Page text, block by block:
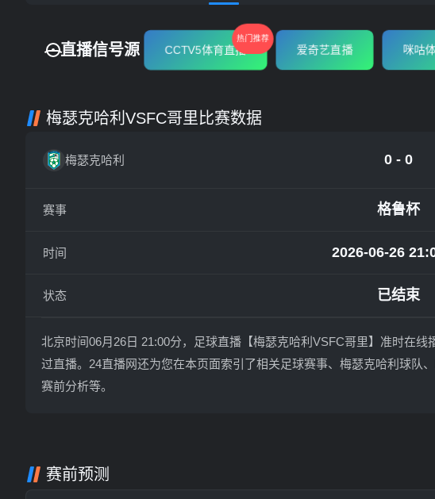
直播信号源 CCTV5体育直播
热门推荐
爱奇艺直播 咪咕
梅瑟克哈利VSFC哥里比赛数据
梅瑟克哈利 0 - 0
赛事 格鲁杯
时间 2026-06-26
状态 已结束
北京时间06月26日 21:00分，足球直播【梅瑟克哈利VSFC哥里】准时在
过直播。24直播网还为您在本页面索引了相关足球赛事、梅瑟克哈利球队
赛前分析等。
赛前预测